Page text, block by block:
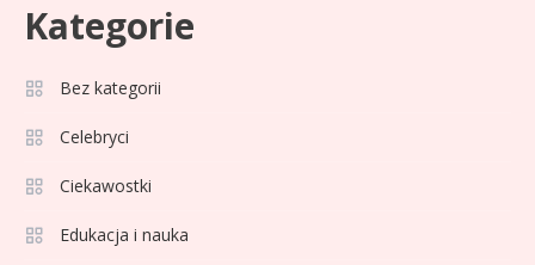
Kategorie
Bez kategorii
Celebryci
Ciekawostki
Edukacja i nauka
Adam Zdrójkowski wiek:
Adamek wiek: ile lat ma legenda